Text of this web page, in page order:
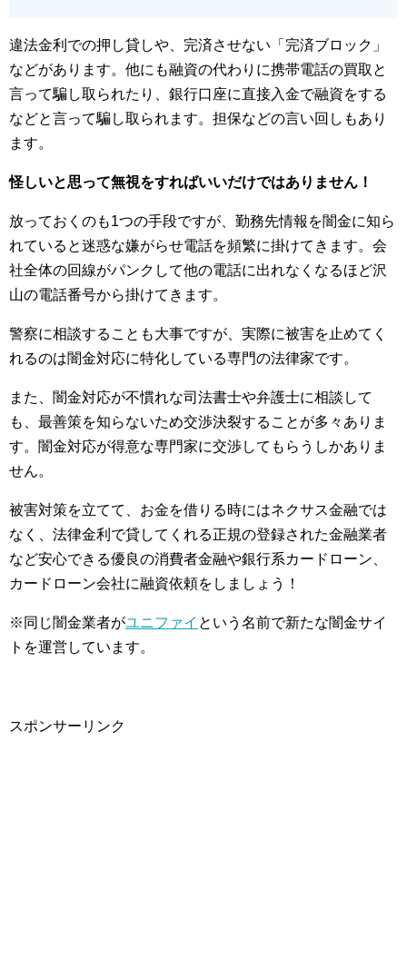
違法金利での押し貸しや、完済させない「完済ブロック」
などがあります。他にも融資の代わりに携帯電話の買取と
言って騙し取られたり、銀行口座に直接入金で融資をする
などと言って騙し取られます。担保などの言い回しもあり
ます。
怪しいと思って無視をすればいいだけではありません！
放っておくのも1つの手段ですが、勤務先情報を闇金に知ら
れていると迷惑な嫌がらせ電話を頻繁に掛けてきます。会
社全体の回線がパンクして他の電話に出れなくなるほど沢
山の電話番号から掛けてきます。
警察に相談することも大事ですが、実際に被害を止めてく
れるのは闇金対応に特化している専門の法律家です。
また、闇金対応が不慣れな司法書士や弁護士に相談して
も、最善策を知らないため交渉決裂することが多々ありま
す。闇金対応が得意な専門家に交渉してもらうしかありま
せん。
被害対策を立てて、お金を借りる時にはネクサス金融では
なく、法律金利で貸してくれる正規の登録された金融業者
など安心できる優良の消費者金融や銀行系カードローン、
カードローン会社に融資依頼をしましょう！
※同じ闇金業者がユニファイ という名前で新たな闇金サイ
トを運営しています。
スポンサーリンク